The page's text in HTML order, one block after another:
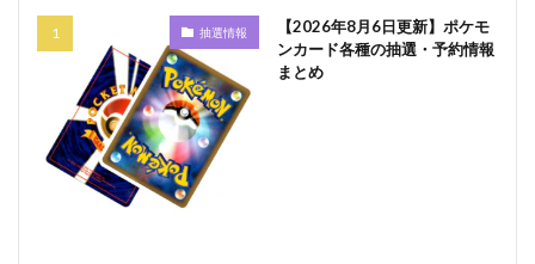
抽選情報
【2026年8月6日更新】ポケモ
ンカード各種の抽選・予約情報
まとめ